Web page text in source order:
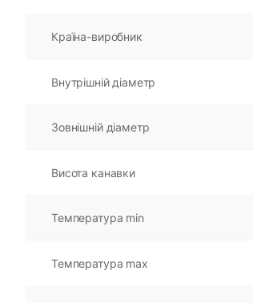
Країна-виробник
Внутрішній діаметр
Зовнішній діаметр
Висота канавки
Температура min
Температура max